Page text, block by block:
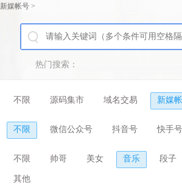
新媒帐号 >
热门搜索：
不限 源码集市 域名交易 新媒
不限 微信公众号 抖音号 快手号
不限 帅哥 美女 音乐 段子
其他